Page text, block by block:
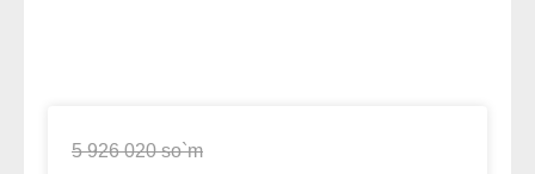
5 926 020 so`m